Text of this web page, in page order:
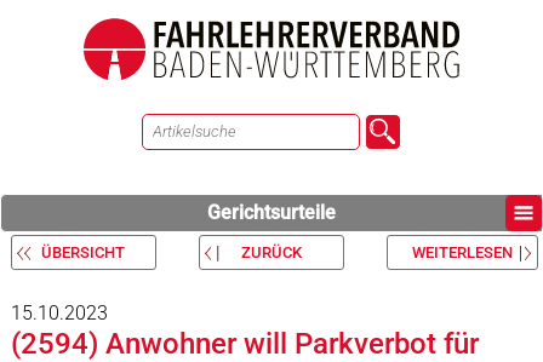
Gerichtsurteile
ÜBERSICHT ZURÜCK WEITERLESEN
15.10.2023
(2594) Anwohner will Parkverbot für